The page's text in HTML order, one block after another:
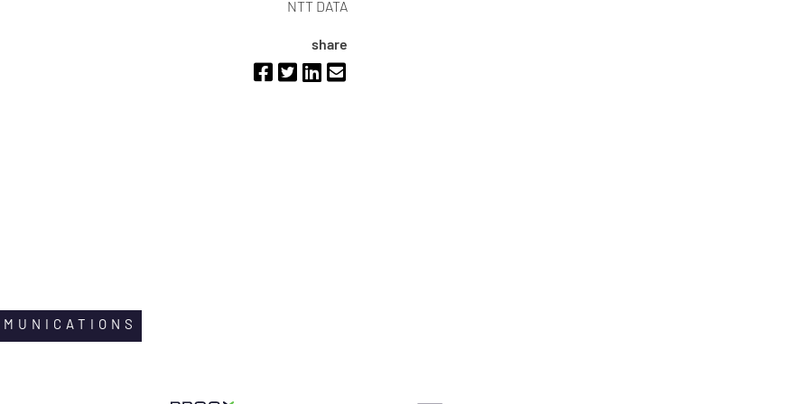
NTT DATA
share